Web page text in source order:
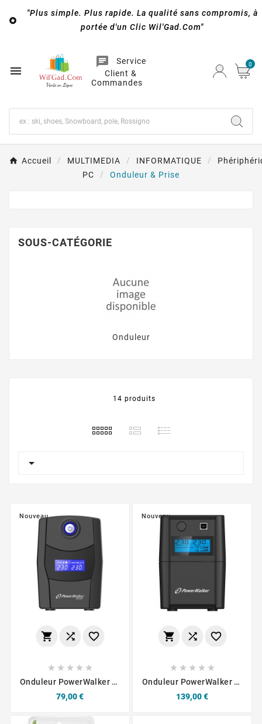

"Plus simple. Plus rapide. La qualité sans compromis, à
portée d'un Clic Wil'Gad.Com"

chat
Service
Client &
Commandes
0
Accueil MULTIMEDIA INFORMATIQUE
PC
Onduleur & Prise
SOUS-CATÉGORIE
Onduleur
14 produits

Nouveau
  
    
Onduleur PowerWalker VI
Prix
79,00 €
Nouveau
  
    
Onduleur PowerWalker VI
Prix
139,00 €